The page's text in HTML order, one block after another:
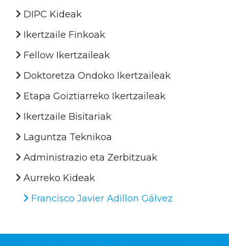
DIPC Kideak
Ikertzaile Finkoak
Fellow Ikertzaileak
Doktoretza Ondoko Ikertzaileak
Etapa Goiztiarreko Ikertzaileak
Ikertzaile Bisitariak
Laguntza Teknikoa
Administrazio eta Zerbitzuak
Aurreko Kideak
Francisco Javier Adillon Gálvez